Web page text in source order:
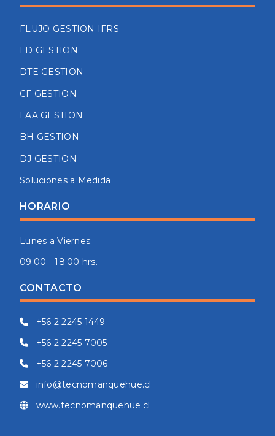
FLUJO GESTION IFRS
LD GESTION
DTE GESTION
CF GESTION
LAA GESTION
BH GESTION
DJ GESTION
Soluciones a Medida
HORARIO
Lunes a Viernes:
09:00 - 18:00 hrs.
CONTACTO
+56 2 2245 1449
+56 2 2245 7005
+56 2 2245 7006
info@tecnomanquehue.cl
www.tecnomanquehue.cl